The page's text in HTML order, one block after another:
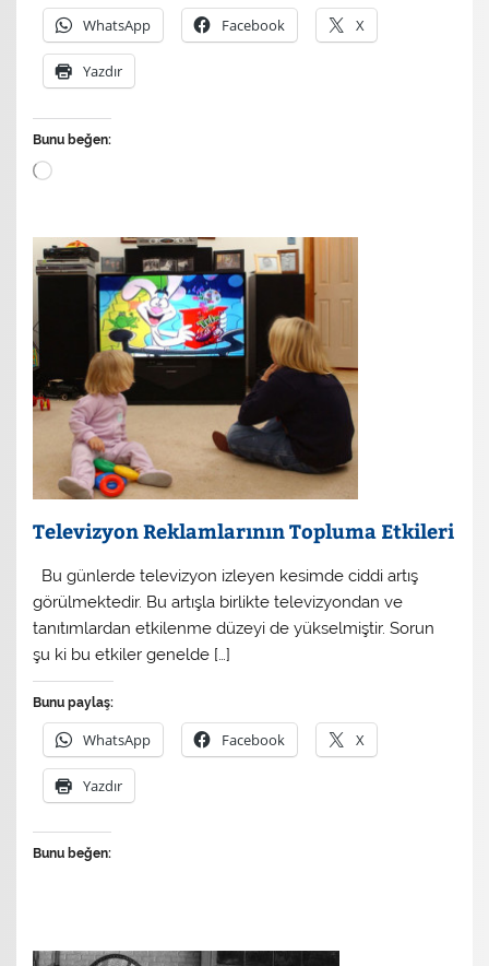
WhatsApp Facebook X
Yazdır
Bunu beğen:
Yükleniyor...
Televizyon Reklamlarının Topluma Etkileri
Bu günlerde televizyon izleyen kesimde ciddi artış
görülmektedir. Bu artışla birlikte televizyondan ve
tanıtımlardan etkilenme düzeyi de yükselmiştir. Sorun
şu ki bu etkiler genelde […]
Bunu paylaş:
WhatsApp Facebook X
Yazdır
Bunu beğen: